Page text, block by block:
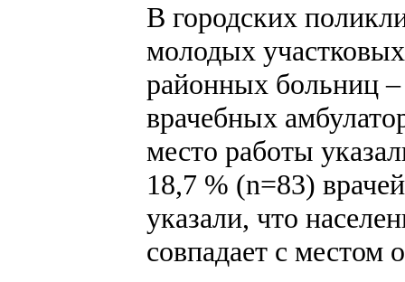
В городских
молодых
районных больниц
врачебных
место работы
18,7 % (n=83)
указали, что
совпадает с местом